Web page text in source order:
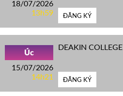
18/07/2026
13h59
ĐĂNG KÝ
Úc
15/07/2026
14h21
DEAKIN COLLEGE
ĐĂNG KÝ